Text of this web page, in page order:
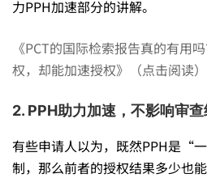
海
外
申
力PPH加速部分的讲解。
《PCT的国际检索报告真的有
权，却能加速授权》（点击阅读）
2. PPH助力加速，不影响审
有些申请人以为，既然PPH是“
制，那么前者的授权结果多少也